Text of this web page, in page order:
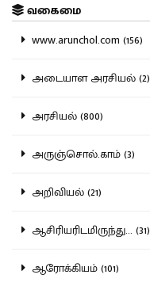
வகைமை
www.arunchol.com (156)
அடையாள அரசியல் (2)
அரசியல் (800)
அருஞ்சொல்.காம் (3)
அறிவியல் (21)
ஆசிரியரிடமிருந்து... (31)
ஆரோக்கியம் (101)